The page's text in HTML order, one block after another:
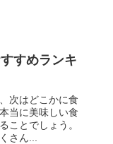
すめランキ
次はどこかに食
当に美味しい食
ことでしょう。
さん...